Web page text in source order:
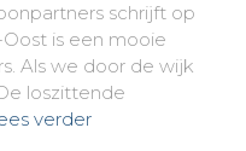
schrijft op
is een mooie
Als we door de wijk
loszittende
verder